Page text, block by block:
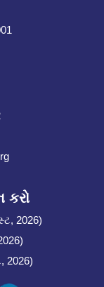
કરો
2026)
2026)